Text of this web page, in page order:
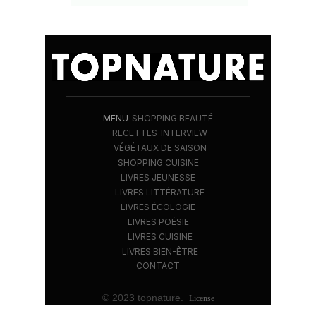
MENU SHOPPING BEAUTÉ
RECETTES INTERVIEW
VÉGÉTAUX DE SAISON
SHOPPING CUISINE
LIVRES JEUNESSE
LIVRES LITTÉRATURE
LIVRES ÉCOLOGIE
LIVRES POÉSIE
LIVRES CUISINE
LIVRES BIEN-ÊTRE
CONTACT
© 2023 topnature. License